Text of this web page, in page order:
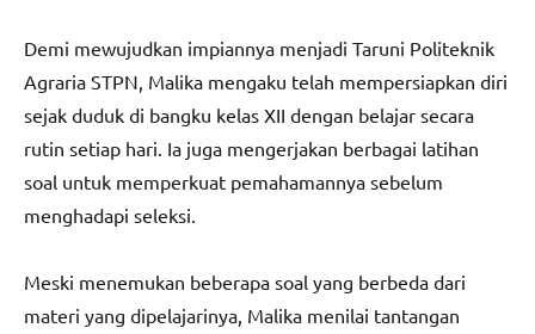
Demi mewujudkan impiannya menjadi Taruni Politeknik
Agraria STPN, Malika mengaku telah mempersiapkan diri
sejak duduk di bangku kelas XII dengan belajar secara
rutin setiap hari. Ia juga mengerjakan berbagai latihan
soal untuk memperkuat pemahamannya sebelum
menghadapi seleksi.
Meski menemukan beberapa soal yang berbeda dari
materi yang dipelajarinya, Malika menilai tantangan